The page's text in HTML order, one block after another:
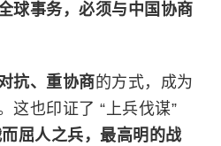
球事务，必须与中国协商
抗、重协商的方式，成为
这也印证了 “上兵伐谋”
屈人之兵，最高明的战